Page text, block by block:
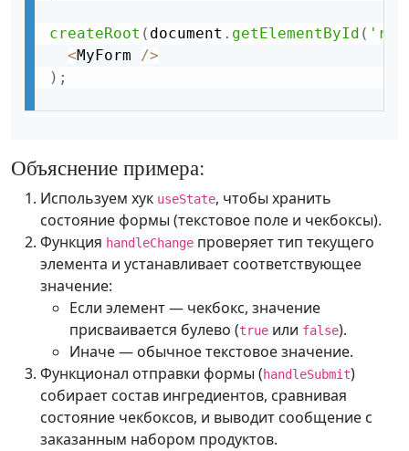
createRoot ( document . getElementById (
<MyForm />
) ;
Объяснение примера:
Используем хук useState, чтобы хранить
состояние формы (текстовое поле и чекбоксы).
Функция handleChange проверяет тип текущего
элемента и устанавливает соответствующее
значение:
Если элемент — чекбокс, значение
присваивается булево (true или false).
Иначе — обычное текстовое значение.
Функционал отправки формы (handleSubmit)
собирает состав ингредиентов, сравнивая
состояние чекбоксов, и выводит сообщение с
заказанным набором продуктов.